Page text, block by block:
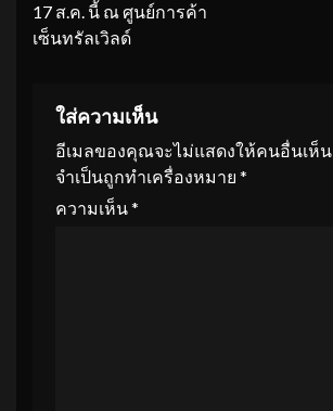
17 ส.ค. นี้ ณ ศูนย์การค้า
เซ็นทรัลเวิลด์
ใส่ความเห็น
อีเมลของคุณจะไม่แสดงให้คนอื่นเห็น
จำเป็นถูกทำเครื่องหมาย *
ความเห็น*